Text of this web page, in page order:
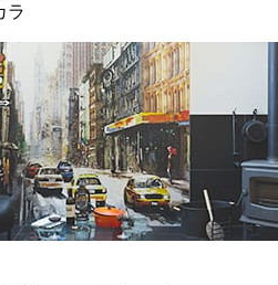
ラ